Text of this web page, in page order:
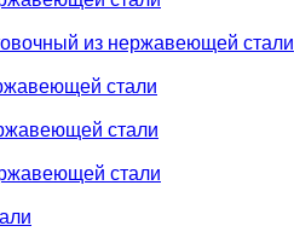
из нержавеющей стали
стали
стали
стали